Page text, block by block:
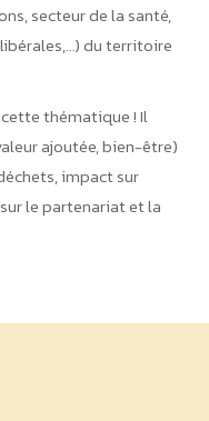
secteur de la santé,
du territoire
thématique ! Il
ajoutée, bien-être)
impact sur
le partenariat et la